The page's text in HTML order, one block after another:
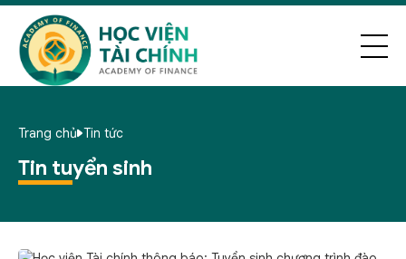
Trang chủ Tin tức
Tin tuyển sinh